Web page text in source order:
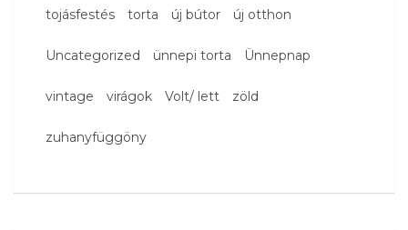
tojásfestés torta új bútor új otthon
Uncategorized ünnepi torta Ünnepnap
vintage virágok Volt/ lett zöld
zuhanyfüggöny